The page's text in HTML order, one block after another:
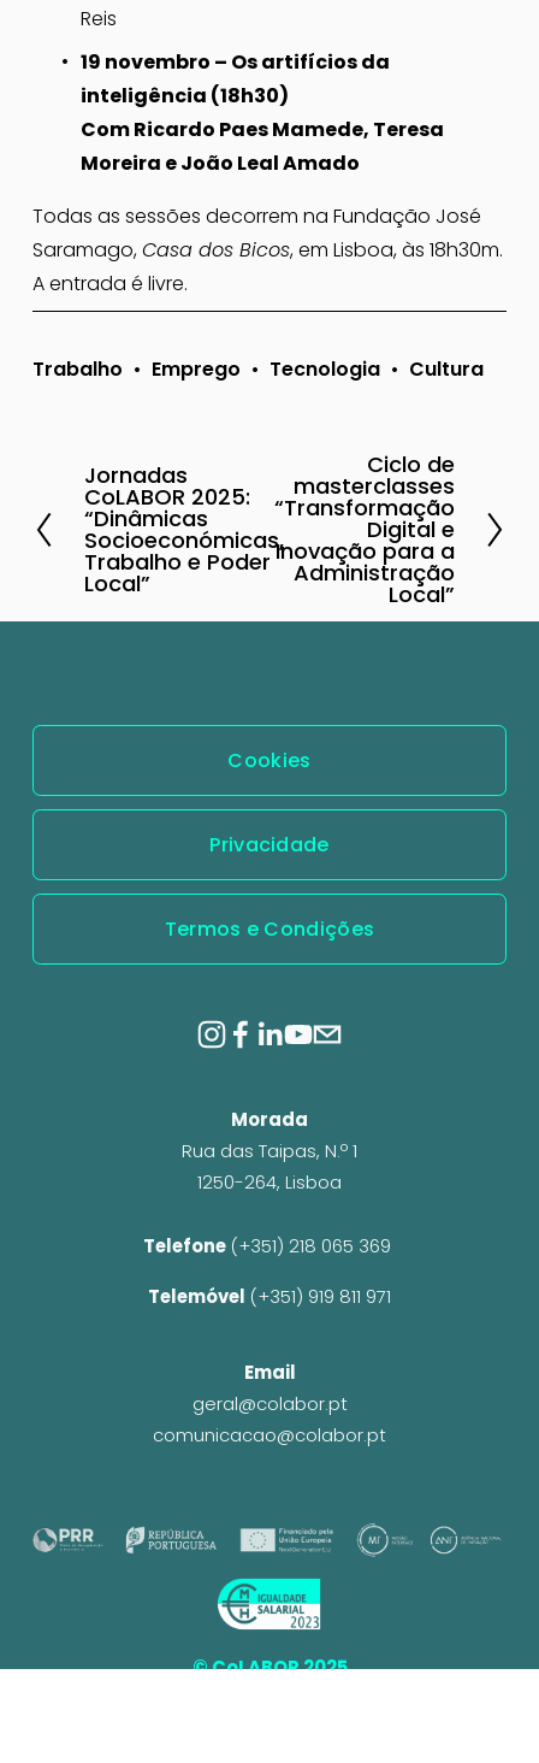
Reis
19 novembro – Os artifícios da
inteligência (18h30)
Com Ricardo Paes Mamede, Teresa
Moreira e João Leal Amado
Todas as sessões decorrem na Fundação José
Saramago, Casa dos Bicos, em Lisboa, às 18h30m.
A entrada é livre.
Trabalho Emprego Tecnologia Cultura
A
n
t
e
r
Jornadas
CoLABOR 2025:
“Dinâmicas
Socioeconómicas,
Trabalho e Poder
Local”
r
ó
Ciclo de
masterclasses
“Transformação
Digital e
Inovação para a
Administração
Local”
Cookies
Privacidade
Termos e Condições
Morada
Rua das Taipas, N.º 1
1250-264, Lisboa
Telefone (+351) 218 065 369
Telemóvel (+351) 919 811 971
Email
geral@colabor.pt
comunicacao@colabor.pt
© CoLABOR 2025